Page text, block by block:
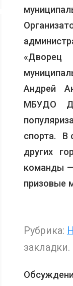
«Дворец
Андрей
МБУДО
спорта. В
других
команды
призовые
Рубрика:
закладки.